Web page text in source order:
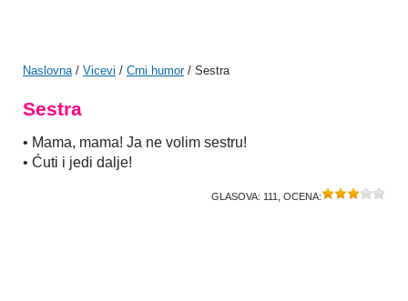
Naslovna/ Vicevi / Crni humor/ Sestra
Sestra
• Mama, mama! Ja ne volim sestru!
• Ćuti i jedi dalje!
GLASOVA: 111 , OCENA: